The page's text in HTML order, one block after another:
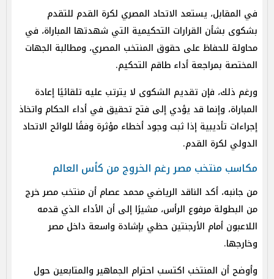
في المقابل، يستعد الاتحاد المصري لكرة القدم للتقدم
بشكوى بشأن القرارات التحكيمية التي شهدتها المباراة، في
محاولة للحفاظ على حقوق المنتخب المصري، ومطالبة الجهات
المختصة بمراجعة أداء طاقم التحكيم.
ورغم ذلك، فإن تقديم الشكوى لا يترتب عليه تلقائيًا إعادة
المباراة، وإنما قد يؤدي إلى فتح تحقيق في أداء الحكام واتخاذ
إجراءات تأديبية إذا ثبت وجود أخطاء مؤثرة وفقًا للوائح الاتحاد
الدولي لكرة القدم.
مكاسب منتخب مصر رغم الخروج من كأس العالم
من جانبه، أكد الناقد الرياضي محمد عصام أن منتخب مصر خرج
من البطولة مرفوع الرأس، مشيرًا إلى أن الأداء الذي قدمه
اللاعبون أمام الأرجنتين حظي بإشادة واسعة داخل مصر
وخارجها.
وأوضح أن المنتخب اكتسب احترام الجماهير والمتابعين حول